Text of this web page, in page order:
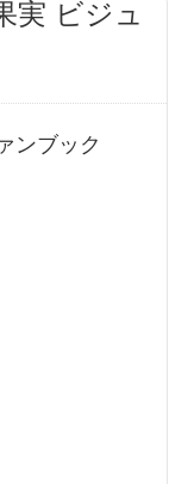
実 ビジュ
ンブック